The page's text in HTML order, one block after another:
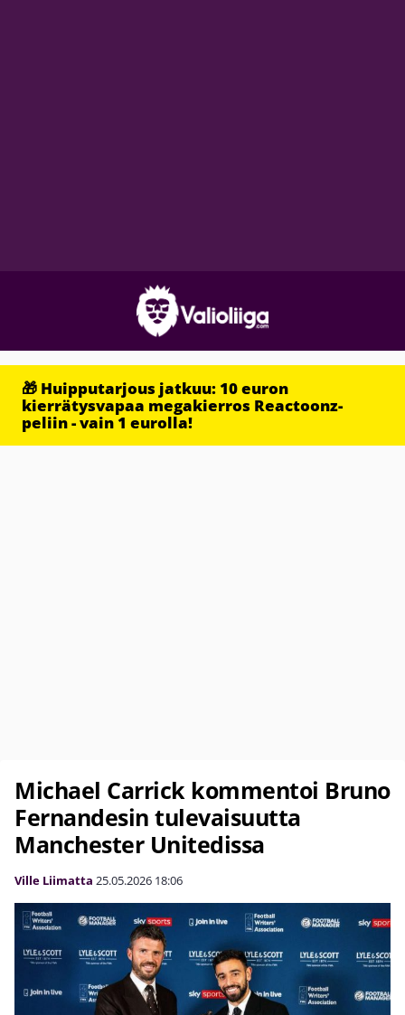
🎁 Huipputarjous jatkuu: 10 euron
kierrätysvapaa megakierros Reactoonz-
peliin - vain 1 eurolla!
Michael Carrick kommentoi Bruno
Fernandesin tulevaisuutta
Manchester Unitedissa
Ville Liimatta 25.05.2026 18:06